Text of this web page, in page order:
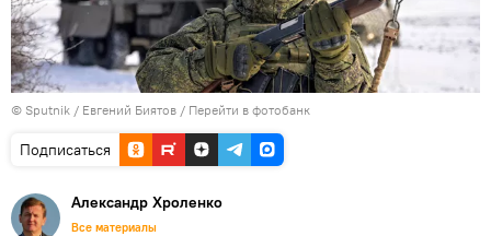
© Sputnik / Евгений Биятов / Перейти в фотобанк
Подписаться
Александр Хроленко
Все материалы